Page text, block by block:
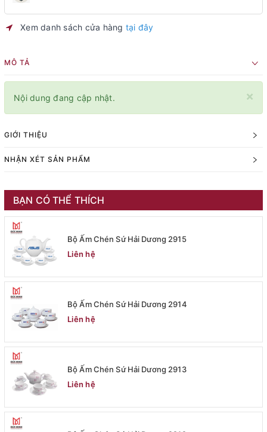
Xem danh sách cửa hàng tại đây
MÔ TẢ
×
Nội dung đang cập nhật.
GIỚI THIỆU
NHẬN XÉT SẢN PHẨM
BẠN CÓ THỂ THÍCH
Bộ Ấm Chén Sứ Hải Dương 2915
Liên hệ
Bộ Ấm Chén Sứ Hải Dương 2914
Liên hệ
Bộ Ấm Chén Sứ Hải Dương 2913
Liên hệ